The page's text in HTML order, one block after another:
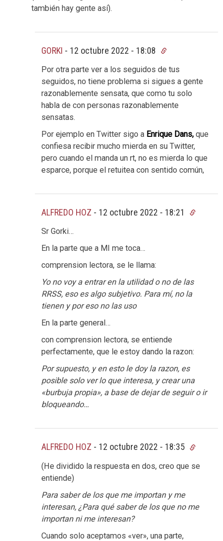
también hay gente así).
GORKI - 12 octubre 2022 - 18:08
Por otra parte ver a los seguidos de tus
seguidos, no tiene problema si sigues a gente
razonablemente sensata, que como tu solo
habla de con personas razonablemente
sensatas.
Por ejemplo en Twitter sigo a Enrique Dans, que
confiesa recibir mucho mierda en su Twitter,
pero cuando el manda un rt, no es mierda lo que
esparce, porque el retuitea con sentido común,
ALFREDO HOZ - 12 octubre 2022 - 18:21
Sr Gorki…
En la parte que a MI me toca…
comprension lectora, se le llama:
Yo no voy a entrar en la utilidad o no de las
RRSS, eso es algo subjetivo. Para mí, no la
tienen y por eso no las uso
En la parte general…
con comprension lectora, se entiende
perfectamente, que le estoy dando la razon:
Por supuesto, y en esto le doy la razon, es
posible solo ver lo que interesa, y crear una
«burbuja propia», a base de dejar de seguir o ir
bloqueando…
ALFREDO HOZ - 12 octubre 2022 - 18:35
(He dividido la respuesta en dos, creo que se
entiende)
Para saber de los que me importan y me
interesan, ¿Para qué saber de los que no me
importan ni me interesan?
Cuando solo aceptamos «ver», una parte,